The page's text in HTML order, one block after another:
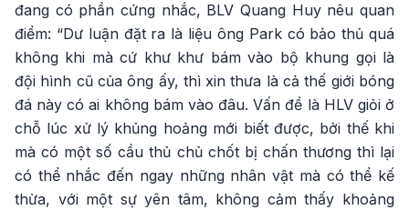
đang có phần cứng nhắc, BLV Quang Huy nêu quan
điểm: “Dư luận đặt ra là liệu ông Park có bảo thủ quá
không khi mà cứ khư khư bám vào bộ khung gọi là
đội hình cũ của ông ấy, thì xin thưa là cả thế giới bóng
đá này có ai không bám vào đâu. Vấn đề là HLV giỏi ở
chỗ lúc xử lý khủng hoảng mới biết được, bởi thế khi
mà có một số cầu thủ chủ chốt bị chấn thương thì lại
có thể nhắc đến ngay những nhân vật mà có thể kế
thừa, với một sự yên tâm, không cảm thấy khoảng